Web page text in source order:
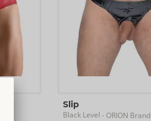
Slip
Black Level - ORION Brand